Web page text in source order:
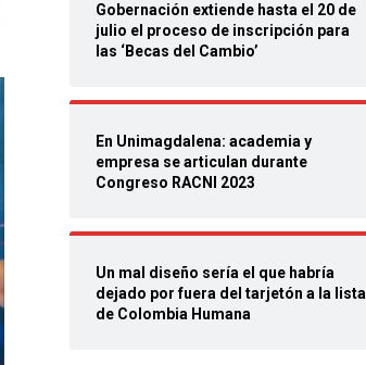
Gobernación extiende hasta el 20 de
julio el proceso de inscripción para
las ‘Becas del Cambio’
En Unimagdalena: academia y
empresa se articulan durante
Congreso RACNI 2023
Un mal diseño sería el que habría
dejado por fuera del tarjetón a la lista
de Colombia Humana